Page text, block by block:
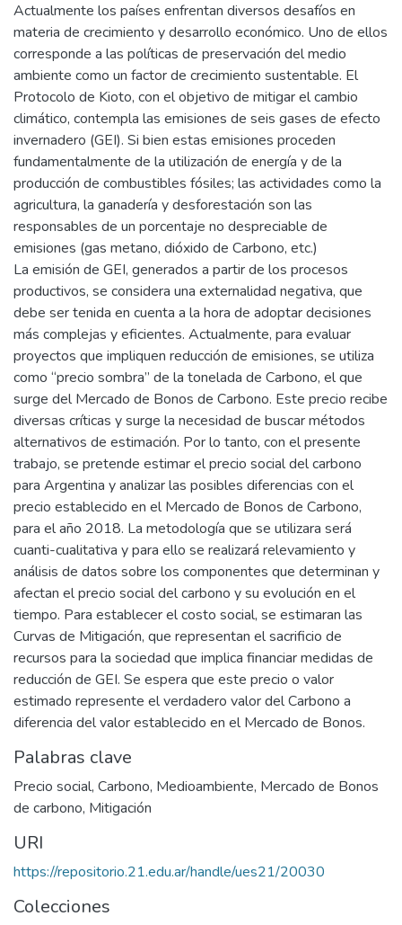
Actualmente los países enfrentan diversos desafíos en
materia de crecimiento y desarrollo económico. Uno de ellos
corresponde a las políticas de preservación del medio
ambiente como un factor de crecimiento sustentable. El
Protocolo de Kioto, con el objetivo de mitigar el cambio
climático, contempla las emisiones de seis gases de efecto
invernadero (GEI). Si bien estas emisiones proceden
fundamentalmente de la utilización de energía y de la
producción de combustibles fósiles; las actividades como la
agricultura, la ganadería y desforestación son las
responsables de un porcentaje no despreciable de
emisiones (gas metano, dióxido de Carbono, etc.)
La emisión de GEI, generados a partir de los procesos
productivos, se considera una externalidad negativa, que
debe ser tenida en cuenta a la hora de adoptar decisiones
más complejas y eficientes. Actualmente, para evaluar
proyectos que impliquen reducción de emisiones, se utiliza
como “precio sombra” de la tonelada de Carbono, el que
surge del Mercado de Bonos de Carbono. Este precio recibe
diversas críticas y surge la necesidad de buscar métodos
alternativos de estimación. Por lo tanto, con el presente
trabajo, se pretende estimar el precio social del carbono
para Argentina y analizar las posibles diferencias con el
precio establecido en el Mercado de Bonos de Carbono,
para el año 2018. La metodología que se utilizara será
cuanti-cualitativa y para ello se realizará relevamiento y
análisis de datos sobre los componentes que determinan y
afectan el precio social del carbono y su evolución en el
tiempo. Para establecer el costo social, se estimaran las
Curvas de Mitigación, que representan el sacrificio de
recursos para la sociedad que implica financiar medidas de
reducción de GEI. Se espera que este precio o valor
estimado represente el verdadero valor del Carbono a
diferencia del valor establecido en el Mercado de Bonos.
Palabras clave
Precio social, Carbono, Medioambiente, Mercado de Bonos
de carbono, Mitigación
URI
https://repositorio.21.edu.ar/handle/ues21/20030
Colecciones